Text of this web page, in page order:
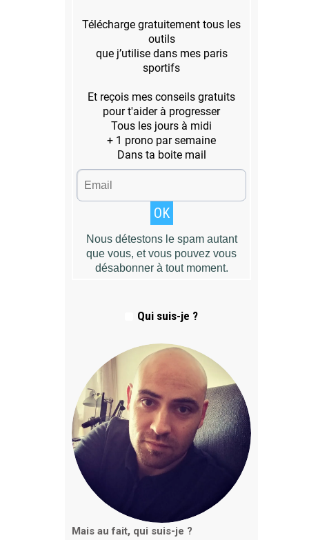
Qui suis-je ?
Mais au fait, qui suis-je ?